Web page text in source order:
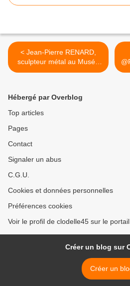
< Jean-Pierre RENARD,
sculpteur métal au Musée
de la Corbillière à MER du 6
Hébergé par Overblog
Top articles
Pages
Contact
Signaler un abus
C.G.U.
Cookies et données personnelles
Préférences cookies
Voir le profil de clodelle45 sur le
Créer un blog sur
Créer un